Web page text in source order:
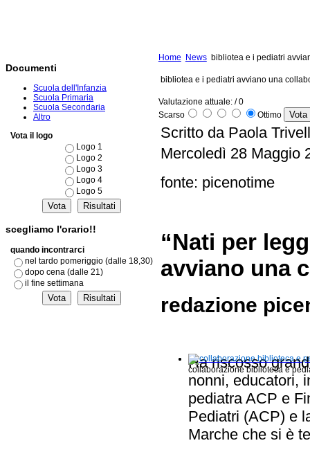
Documenti
Scuola dell'Infanzia
Scuola Primaria
Scuola Secondaria
Altro
Vota il logo
Logo 1
Logo 2
Logo 3
Logo 4
Logo 5
scegliamo l'orario!!
quando incontrarci
nel tardo pomeriggio (dalle 18,30)
dopo cena (dalle 21)
il fine settimana
Home News bibliotea e i pediatri
bibliotea e i pediatri avviano una
Valutazione attuale:/ 0
Scarso
Ottimo
Scritto da Paola
Mercoledì 28 Maggio
fonte: picenotime
“Nati per
avviano una
redazione
collaborazione biblioteca e
Ha riscosso
nonni, educatori,
pediatra ACP e
Pediatri (ACP) e
Marche che si è